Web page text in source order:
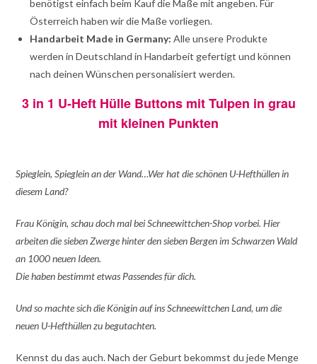
benötigst einfach beim Kauf die Maße mit angeben. Für
Österreich haben wir die Maße vorliegen.
Handarbeit Made in Germany: Alle unsere Produkte
werden in Deutschland in Handarbeit gefertigt und können
nach deinen Wünschen personalisiert werden.
3 in 1 U-Heft Hülle Buttons mit Tulpen in grau
mit kleinen Punkten
Spieglein, Spieglein an der Wand…Wer hat die schönen U-Hefthüllen in
diesem Land?
Frau Königin, schau doch mal bei Schneewittchen-Shop vorbei. Hier
arbeiten die sieben Zwerge hinter den sieben Bergen im Schwarzen Wald
an 1000 neuen Ideen.
Die haben bestimmt etwas Passendes für dich.
Und so machte sich die Königin auf ins Schneewittchen Land, um die
neuen U-Hefthüllen zu begutachten.
Kennst du das auch. Nach der Geburt bekommst du jede Menge